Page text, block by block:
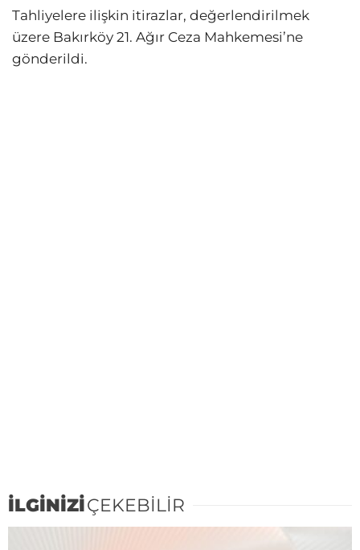
Tahliyelere ilişkin itirazlar, değerlendirilmek
üzere Bakırköy 21. Ağır Ceza Mahkemesi’ne
gönderildi.
İLGİNİZİÇEKEBİLİR